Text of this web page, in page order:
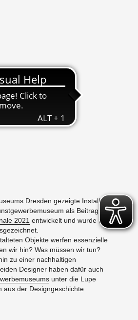
Dres­den gezeigte In­stal­la­
als Beitrag
2021 en­twick­elt und wurde mit
Ob­jekte wer­fen es­sen­zielle
wir hin? Was müssen wir tun?
zu einer nach­halti­gen
De­signer haben dafür auch
unter die Lupe
aus der De­signgeschichte